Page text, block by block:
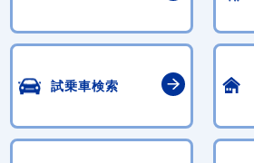
試乗車検索